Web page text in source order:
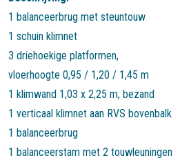
1 balanceerbrug met steuntouw
1 schuin klimnet
3 driehoekige platformen,
vloerhoogte 0,95 / 1,20 / 1,45 m
1 klimwand 1,03 x 2,25 m, bezand
1 verticaal klimnet aan RVS bovenbalk
1 balanceerbrug
1 balanceerstam met 2 touwleuningen